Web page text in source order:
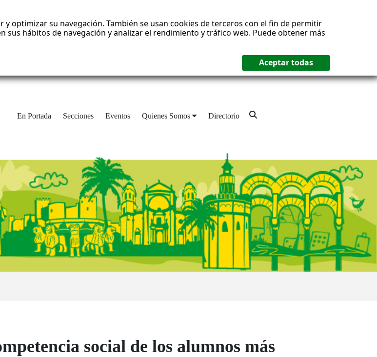
optimizar su navegación. También se usan cookies de terceros con el fin de permitir
sus hábitos de navegación y analizar el rendimiento y tráfico web. Puede obtener más
En Portada Secciones Eventos Quienes Somos Directorio
social de los alumnos más